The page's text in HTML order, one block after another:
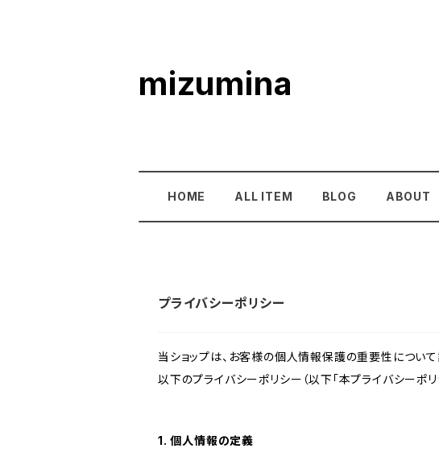
mizumina
HOME ALL ITEM BLOG ABOUT
プライバシーポリシー
当ショップは、お客様の個人情報保護の重要性について
以下のプライバシーポリシー（以下「本プライバシーポ
1. 個人情報の定義